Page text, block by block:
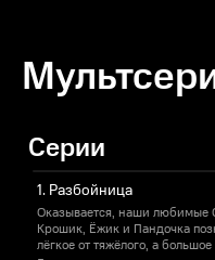
Серии
1. Разбойница
Оказывается, наши любимые
Крошик, Ёжик и Пандочка
лёгкое от тяжёлого, а